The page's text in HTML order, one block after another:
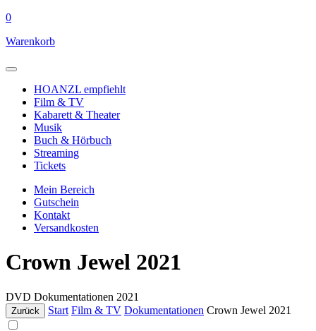
0
Warenkorb
HOANZL empfiehlt
Film & TV
Kabarett & Theater
Musik
Buch & Hörbuch
Streaming
Tickets
Mein Bereich
Gutschein
Kontakt
Versandkosten
Crown Jewel 2021
DVD Dokumentationen 2021
Zurück Start Film & TV Dokumentationen Crown Jewel 2021